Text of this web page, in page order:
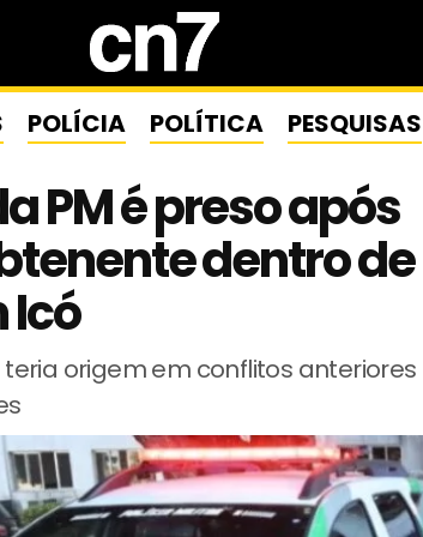
POLÍCIA POLÍTICA PESQUISAS
PM é preso após
dentro de
Icó
origem em conflitos anteriores